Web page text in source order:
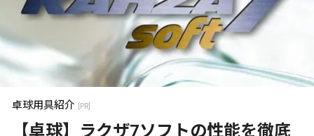
卓球用具紹介 [PR]
【卓球】ラクザ7ソフトの性能を徹底